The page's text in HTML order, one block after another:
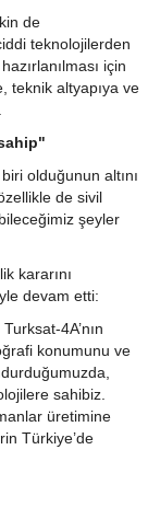
de
teknolojilerden
için
teknik altyapıya ve
olduğunun altını
de sivil
şeyler
kararını
devam etti:
4A’nın
konumunu ve
sahibiz.
üretimine
Türkiye’de